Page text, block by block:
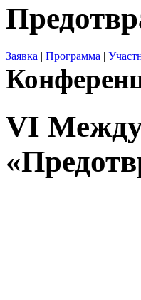
Заявка | Программа |
VI